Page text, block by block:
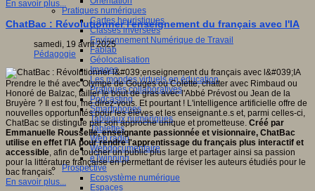
Pratiques numériques
Cartes heuristiques
Classes inversées
Environnement Numérique de Travail
Fablab
Géolocalisation
Images
Les mondes virtuels en éducation
Pratiques collaboratives
Podcasting
Smartphones
Tableaux numériques
Tablettes
Web radio
Webdocumentaire
eTwinning
Prospective
Ecosystème numérique
Espaces
En savoir plus...
ChatBac : Révolutionner l'enseignement du français avec l'IA
samedi, 19 avril 2025
Pédagogie
Prendre le thé avec Olympe de Gouges ou Colette, chatter avec Rimbaud ou
Honoré de Balzac, tailler le bout de gras avec l'Abbé Prévost ou Jean de la
Bruyère ? Il est fou, me direz-vous. Et pourtant ! L'intelligence artificielle offre de
nouvelles opportunités pour les élèves et les enseignant.e.s et, parmi celles-ci,
ChatBac se distingue par son approche unique et prometteuse. Créé par
Emmanuelle Rousselle, enseignante passionnée et visionnaire, ChatBac
utilise en effet l'IA pour rendre l'apprentissage du français plus interactif et
accessible, afin de toucher un public plus large et partager ainsi sa passion
pour la littérature française en permettant de réviser les auteurs étudiés pour le
bac français.
En savoir plus...